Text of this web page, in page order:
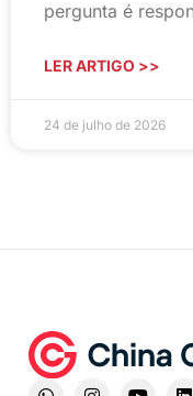
pergunta é
LER ARTIGO >>
24 de julho de 2026